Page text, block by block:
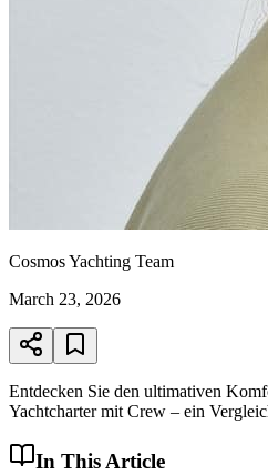
Cosmos Yachting Team
March 23, 2026
Entdecken Sie den ultimativen
Yachtcharter mit Crew – ein
In This Article